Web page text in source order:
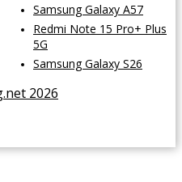
Samsung Galaxy A57
Redmi Note 15 Pro+ Plus
5G
Samsung Galaxy S26
2026